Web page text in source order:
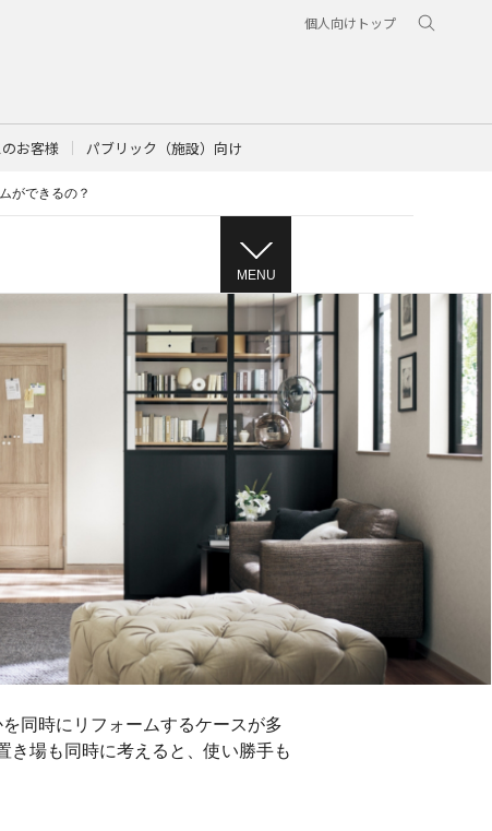
個人向けトップ
お客様 パブリック（施設）向け
ができるの？
MENU
同時にリフォームするケースが多
き場も同時に考えると、使い勝手も